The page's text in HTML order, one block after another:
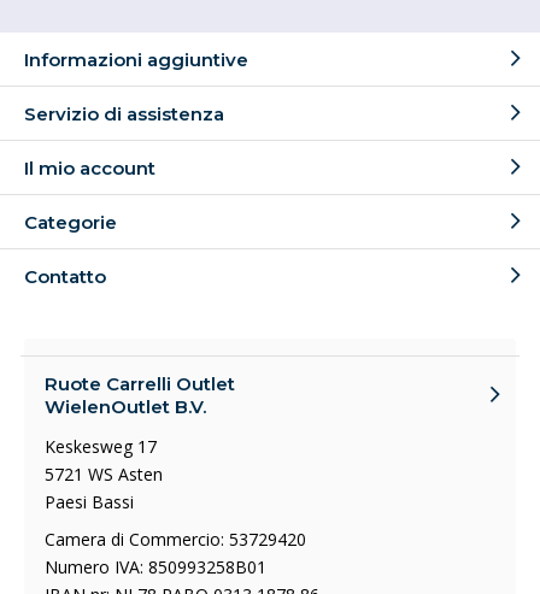
Informazioni aggiuntive
Servizio di assistenza
Il mio account
Categorie
Contatto
Ruote Carrelli Outlet
WielenOutlet B.V.
Keskesweg 17
5721 WS Asten
Paesi Bassi
Camera di Commercio: 53729420
Numero IVA: 850993258B01